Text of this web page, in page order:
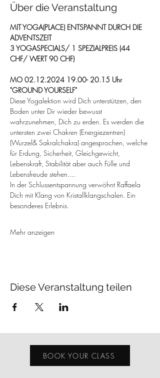
Über die Veranstaltung
MIT YOGA(PLACE) ENTSPANNT DURCH DIE
ADVENTSZEIT
3 YOGASPECIALS/ 1 SPEZIALPREIS (44
CHF/ WERT 90 CHF)
MO 02.12.2024 19.00- 20.15 Uhr
"GROUND YOURSELF"
Diese Yogalektion wird Dich unterstützen, den
Boden unter Dir wieder bewusst
wahrzunehmen, Dich zu erden. Es werden die
untersten zwei Chakren (Energiezentren)
(Wurzel& Sakralchakra) angesprochen, welche
für Erdung, Sicherheit, Gleichgewicht,
Lebenskraft, Stabilität aber auch Fülle und
Lebensfreude stehen....
In der Schlussentspannung verwöhnt Raffaela
Dich mit Klang von Kristallklangschalen. Ein
besonderes Erlebnis.
Mehr anzeigen
Diese Veranstaltung teilen
BOOK YOUR CLASS